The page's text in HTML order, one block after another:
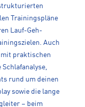
Trainingspläne
Lauf-Geh-
Auch
praktischen
rund um deinen
sowie die lange
– beim